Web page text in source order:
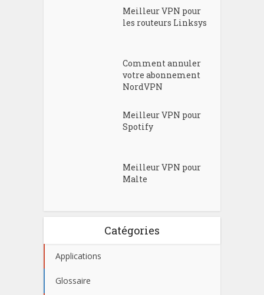
Meilleur VPN pour
les routeurs Linksys
Comment annuler
votre abonnement
NordVPN
Meilleur VPN pour
Spotify
Meilleur VPN pour
Malte
Catégories
Applications
Glossaire